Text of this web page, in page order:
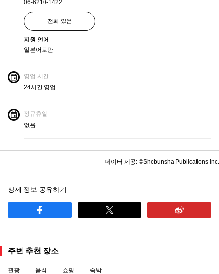
06-6210-1422
전화 있음
지원 언어
일본어로만
영업 시간
24시간 영업
정규휴일
없음
데이터 제공: ©Shobunsha Publications Inc.
상제 정보 공유하기
주변 추천 장소
관광 음식 쇼핑 숙박